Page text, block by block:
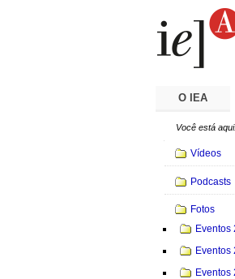
O IEA
Você está
Navegação
Vídeos
Podcasts
Fotos
Eventos
Eventos
Eventos